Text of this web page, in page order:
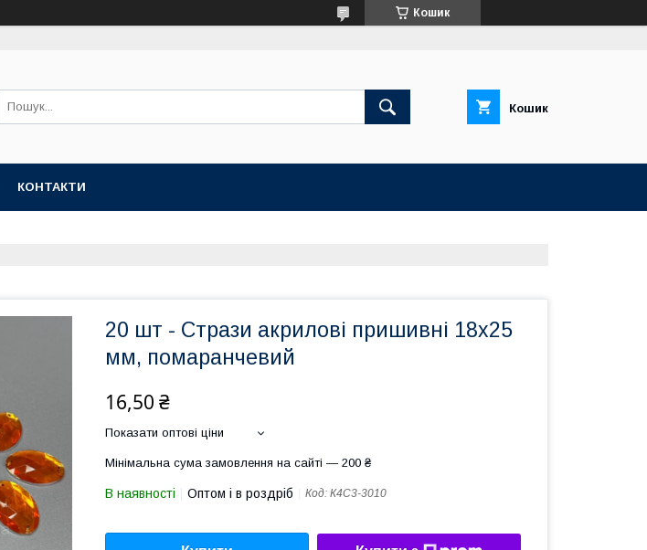
Кошик
Кошик
КОНТАКТИ
20 шт - Стрази акрилові пришивні 18х25
мм, помаранчевий
16,50 ₴
Показати оптові ціни
Мінімальна сума замовлення на сайті — 200 ₴
В наявності Оптом і в роздріб Код: К4С3-3010